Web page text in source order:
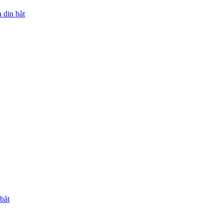
din båt